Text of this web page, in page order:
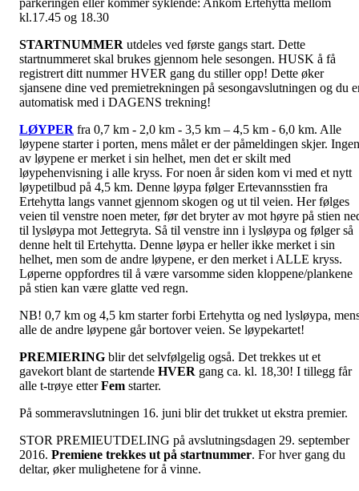
kl.17.45 og 18.30
STARTNUMMER utdeles ved første gangs start. Dette
startnummeret skal brukes gjennom hele sesongen. HUSK å få
registrert ditt nummer HVER gang du stiller opp! Dette øker
sjansene dine ved premietrekningen på sesongavslutningen og du
automatisk med i DAGENS trekning!
LØYPER fra 0,7 km - 2,0 km - 3,5 km – 4,5 km - 6,0 km. Alle
løypene starter i porten, mens målet er der påmeldingen skjer. Ingen
av løypene er merket i sin helhet, men det er skilt med
løypehenvisning i alle kryss. For noen år siden kom vi med et nytt
løypetilbud på 4,5 km. Denne løypa følger Ertevannsstien fra
Ertehytta langs vannet gjennom skogen og ut til veien. Her følges
veien til venstre noen meter, før det bryter av mot høyre på stien
til lysløypa mot Jettegryta. Så til venstre inn i lysløypa og følger så
denne helt til Ertehytta. Denne løypa er heller ikke merket i sin
helhet, men som de andre løypene, er den merket i ALLE kryss.
Løperne oppfordres til å være varsomme siden kloppene/plankene
på stien kan være glatte ved regn.
NB! 0,7 km og 4,5 km starter forbi Ertehytta og ned lysløypa,
alle de andre løypene går bortover veien. Se løypekartet!
PREMIERING blir det selvfølgelig også. Det trekkes ut et
gavekort blant de startende HVER gang ca. kl. 18,30! I tillegg får
alle t-trøye etterFem starter.
På sommeravslutningen 16. juni blir det trukket ut ekstra premier.
STOR PREMIEUTDELING på avslutningsdagen 29. september
2016. Premiene trekkes ut på startnummer. For hver gang du
deltar, øker mulighetene for å vinne.